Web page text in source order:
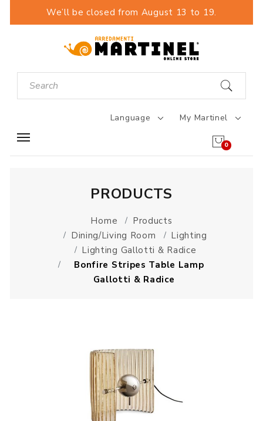
We’ll be closed from August 13 to 19.
Language My Martinel
0
PRODUCTS
Home
Products
Dining/Living Room
Lighting
Lighting Gallotti & Radice
Bonfire Stripes Table Lamp
Gallotti & Radice